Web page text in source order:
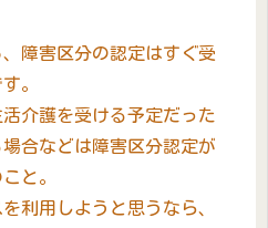
障害区分の認定はすぐ受
。
介護を受ける予定だった
合などは障害区分認定が
と。
利用しようと思うなら、